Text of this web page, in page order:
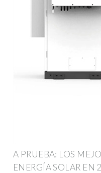
A PRUEBA: LOS
ENERGÍA SOLAR EN